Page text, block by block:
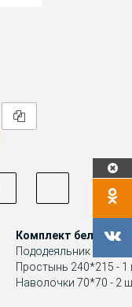
Комплект белья
Пододеяльник
Простынь 240*215 - 1
Наволочки 70*70 - 2